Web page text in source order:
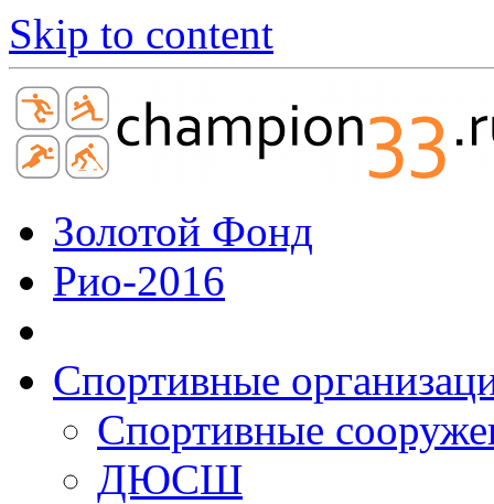
Skip to content
Золотой Фонд
Рио-2016
Спортивные
Cпортивные
ДЮСШ